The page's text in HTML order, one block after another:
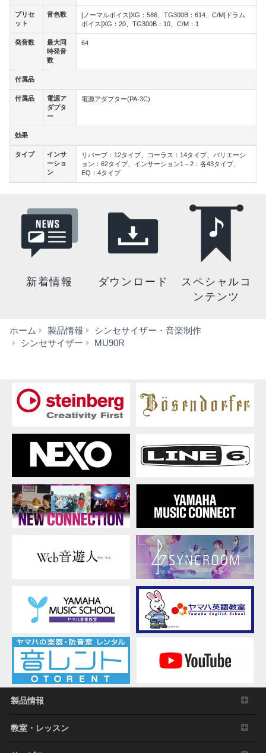
プリセ
ット
音色数
発音数
最大同
時発音
数
付属品
付属品
電源ア
ダプタ
ー
効果
タイプ
インサ
ーショ
ン
プリセ
ット
音色数
[ノーマルボイス]XG：586、TG300B：614、C/M[ドラム
ボイス]XG：20、TG300B：10、C/M：1
発音数
最大同
時発音
数
64
付属品
付属品
電源ア
ダプタ
ー
電源アダプター(PA-3C)
効果
タイプ
インサ
ーショ
ン
リバーブ：12タイプ、コーラス：14タイプ、バリエーシ
ョン：62タイプ、インサーション1～2：各43タイプ、
EQ：4タイプ
新着情報 ダウンロード
スペシャルコ
ンテンツ
ホーム 製品情報
シンセサイザー・音楽制作
シンセサイザー
MU90R
製品情報
教室・レッスン